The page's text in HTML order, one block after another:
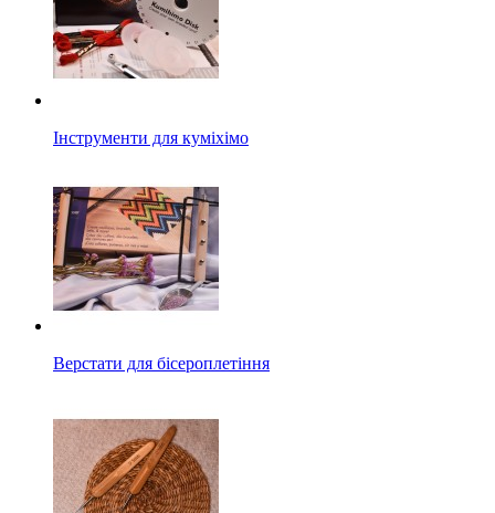
Інструменти для куміхімо
Верстати для бісероплетіння